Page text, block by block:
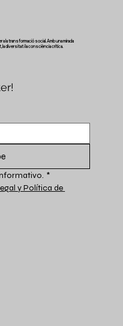
la transformació social. Amb una mirada
diversitat i la consciència crítica.
*
y Política de